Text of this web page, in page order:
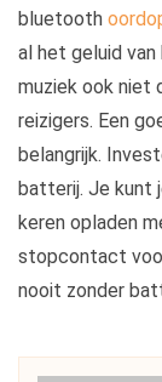
bluetooth
al het geluid
muziek ook niet
reizigers. Een
belangrijk.
batterij. Je kunt
keren opladen
stopcontact
nooit zonder